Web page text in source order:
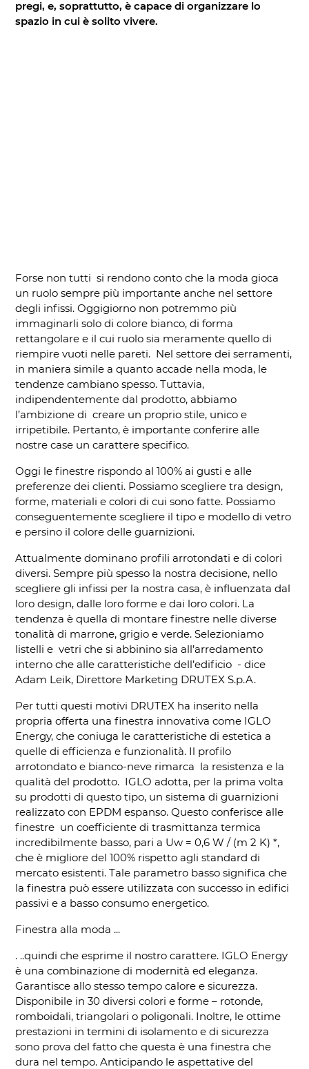
pregi, e, soprattutto, è capace di organizzare lo
spazio in cui è solito vivere.
Forse non tutti si rendono conto che la moda gioca
un ruolo sempre più importante anche nel settore
degli infissi. Oggigiorno non potremmo più
immaginarli solo di colore bianco, di forma
rettangolare e il cui ruolo sia meramente quello di
riempire vuoti nelle pareti. Nel settore dei serramenti,
in maniera simile a quanto accade nella moda, le
tendenze cambiano spesso. Tuttavia,
indipendentemente dal prodotto, abbiamo
l’ambizione di creare un proprio stile, unico e
irripetibile. Pertanto, è importante conferire alle
nostre case un carattere specifico.
Oggi le finestre rispondo al 100% ai gusti e alle
preferenze dei clienti. Possiamo scegliere tra design,
forme, materiali e colori di cui sono fatte. Possiamo
conseguentemente scegliere il tipo e modello di vetro
e persino il colore delle guarnizioni.
Attualmente dominano profili arrotondati e di colori
diversi. Sempre più spesso la nostra decisione, nello
scegliere gli infissi per la nostra casa, è influenzata dal
loro design, dalle loro forme e dai loro colori. La
tendenza è quella di montare finestre nelle diverse
tonalità di marrone, grigio e verde. Selezioniamo
listelli e vetri che si abbinino sia all’arredamento
interno che alle caratteristiche dell’edificio - dice
Adam Leik, Direttore Marketing DRUTEX S.p.A.
Per tutti questi motivi DRUTEX ha inserito nella
propria offerta una finestra innovativa come IGLO
Energy, che coniuga le caratteristiche di estetica a
quelle di efficienza e funzionalità. Il profilo
arrotondato e bianco-neve rimarca la resistenza e la
qualità del prodotto. IGLO adotta, per la prima volta
su prodotti di questo tipo, un sistema di guarnizioni
realizzato con EPDM espanso. Questo conferisce alle
finestre un coefficiente di trasmittanza termica
incredibilmente basso, pari a Uw = 0,6 W / (m 2 K) *,
che è migliore del 100% rispetto agli standard di
mercato esistenti. Tale parametro basso significa che
la finestra può essere utilizzata con successo in edifici
passivi e a basso consumo energetico.
Finestra alla moda ...
. ..quindi che esprime il nostro carattere. IGLO Energy
è una combinazione di modernità ed eleganza.
Garantisce allo stesso tempo calore e sicurezza.
Disponibile in 30 diversi colori e forme – rotonde,
romboidali, triangolari o poligonali. Inoltre, le ottime
prestazioni in termini di isolamento e di sicurezza
sono prova del fatto che questa è una finestra che
dura nel tempo. Anticipando le aspettative del